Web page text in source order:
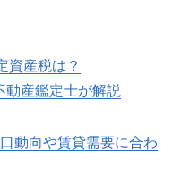
資産税は？
動産鑑定士が解説
動向や賃貸需要に合わ